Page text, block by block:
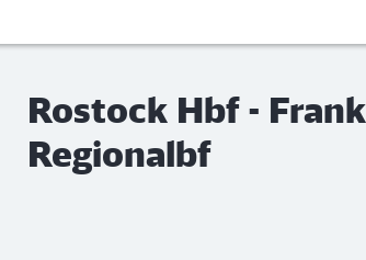
Rostock Hbf -
Regionalbf